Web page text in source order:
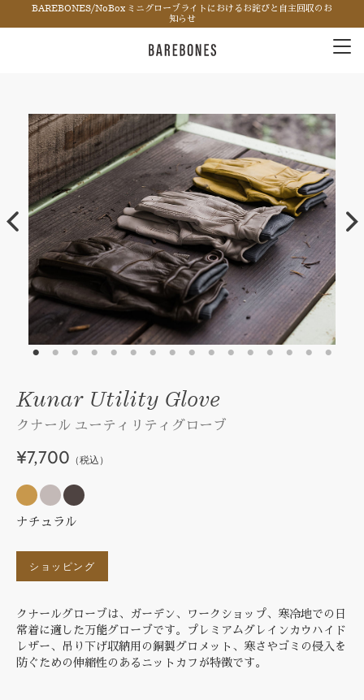
BAREBONES/NoBox ミニグローブライトにおけるお詫びと自主回収のお
知らせ
Kunar Utility Glove
クナール ユーティリティグローブ
¥7,700 （税込）
ナチュラル
ショッピング
クナールグローブは、ガーデン、ワークショップ、寒冷地での日
常着に適した万能グローブです。プレミアムグレインカウハイド
レザー、吊り下げ収納用の銅製グロメット、寒さやゴミの侵入を
防ぐための伸縮性のあるニットカフが特徴です。